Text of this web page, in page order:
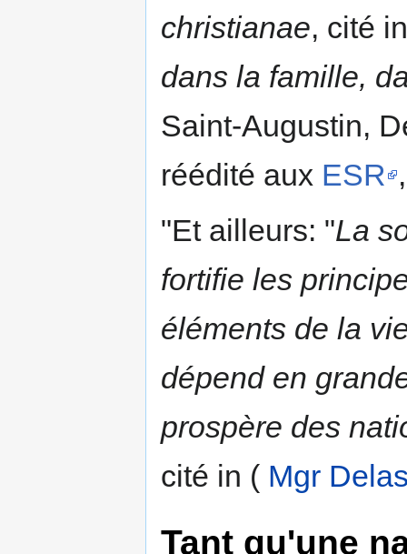
christianae, cité
dans la famille,
Saint-Augustin,
réédité aux ESR
"Et ailleurs: "La
fortifie les
éléments de la
dépend en
prospère des
cité in ( Mgr
Tant qu'une